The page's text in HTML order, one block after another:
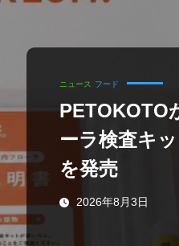
ニュース フード
PETOKOTO
ーラ検査キ
を発売
2026年8月3日